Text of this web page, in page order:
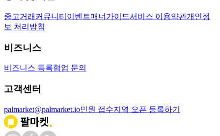
중고거래 커뮤니티 이벤트매너가이드서비스 이용약관개인정
보 처리방침
비즈니스
비즈니스 등록협업 문의
고객센터
palmarket@palmarket.io민원 접수지역 오픈 등록하기